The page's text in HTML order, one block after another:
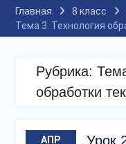
Главная 8 класс
Тема 3. Технология
Рубрика:
обработки
АПР
Урок